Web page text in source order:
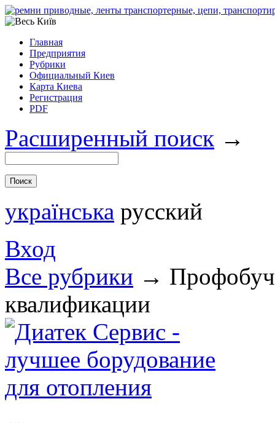
Главная
Предприятия
Рубрики
Официальный Киев
Карта Киева
Регистрация
PDF
Расширенный поиск →
українська русский
Вход
Все рубрики →
квалификации